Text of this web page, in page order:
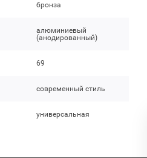
бронза
алюминиевый
(анодированный)
69
современный стиль
универсальная